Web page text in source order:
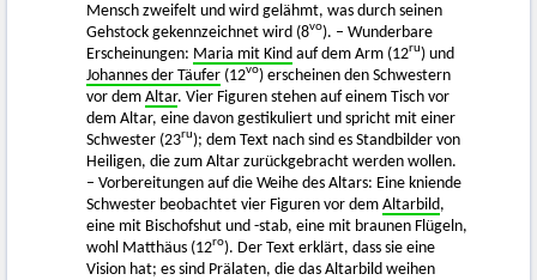
Mensch zweifelt und wird gelähmt, was durch seinen
Gehstock gekennzeichnet wird (8vo). – Wunderbare
Erscheinungen: Maria mit Kind auf dem Arm (12ru) und
Johannes der Täufer (12vo) erscheinen den Schwestern
vor dem Altar. Vier Figuren stehen auf einem Tisch vor
dem Altar, eine davon gestikuliert und spricht mit einer
Schwester (23ru); dem Text nach sind es Standbilder von
Heiligen, die zum Altar zurückgebracht werden wollen.
– Vorbereitungen auf die Weihe des Altars: Eine kniende
Schwester beobachtet vier Figuren vor dem Altarbild,
eine mit Bischofshut und -stab, eine mit braunen Flügeln,
wohl Matthäus (12ro). Der Text erklärt, dass sie eine
Vision hat; es sind Prälaten, die das Altarbild weihen